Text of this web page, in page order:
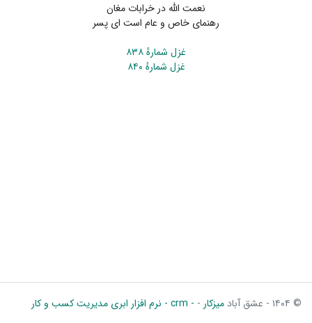
نعمت الله در خرابات مغان
رهنمای خاص و عام است ای پسر
غزل شمارهٔ ۸۳۸
غزل شمارهٔ ۸۴۰
© ۱۴۰۴ - عشق آباد میزکار - - crm - نرم افزار ابری مدیریت کسب و کار